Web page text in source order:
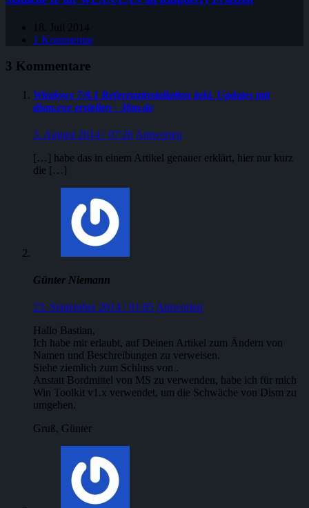
18. Juli 2014
1 Kommentar
3 Kommentare
Windows 7/8.1 Referenzinstallation inkl. Updates mit
dism.exe erstellen - 3bm.de
3. August 2014 / 07:26 Antworten
[…] habe das in einem Artikel genauer erklärt, hier nur kurz
die […]
Günter Niemann
23. September 2014 / 01:05Antworten
Hallo Bastian,
Ich habe mir erlaubt, auf Deinen Artikel zum Ändern von
Namen und Beschreibungen zu verweisen.
Siehe ziemlich zum Schluss von .
Anstatt Bordmittel von MS zu verwenden, habe ich für mich
Win Toolkit v1.x verwendet, um die Schwäche von Dism zu
umgehen.
Gruß, Günter